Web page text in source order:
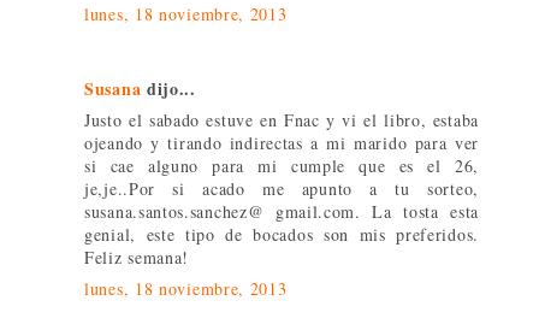
lunes, 18 noviembre, 2013
Susana dijo...
Justo el sabado estuve en Fnac y vi el libro, estaba
ojeando y tirando indirectas a mi marido para ver
si cae alguno para mi cumple que es el 26,
je,je..Por si acado me apunto a tu sorteo,
susana.santos.sanchez@ gmail.com. La tosta esta
genial, este tipo de bocados son mis preferidos.
Feliz semana!
lunes, 18 noviembre, 2013